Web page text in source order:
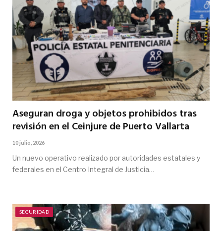
Aseguran droga y objetos prohibidos tras
revisión en el Ceinjure de Puerto Vallarta
10 julio, 2026
Un nuevo operativo realizado por autoridades estatales y
federales en el Centro Integral de Justicia…
SEGURIDAD